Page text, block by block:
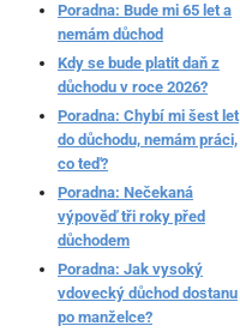
Poradna: Bude mi 65 let a
nemám důchod
Kdy se bude platit daň z
důchodu v roce 2026?
Poradna: Chybí mi šest let
do důchodu, nemám práci,
co teď?
Poradna: Nečekaná
výpověď tři roky před
důchodem
Poradna: Jak vysoký
vdovecký důchod dostanu
po manželce?